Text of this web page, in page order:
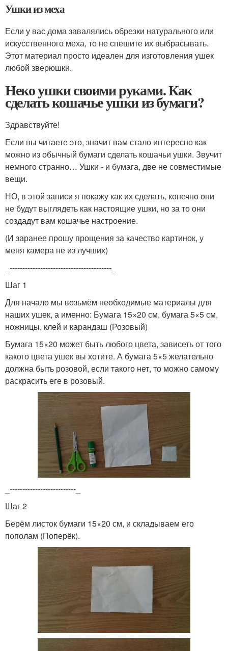
Ушки из меха
Если у вас дома завалялись обрезки натурального или
искусственного меха, то не спешите их выбрасывать.
Этот материал просто идеален для изготовления ушек
любой зверюшки.
Неко ушки своими руками. Как
сделать кошачье ушки из бумаги?
Здравствуйте!
Если вы читаете это, значит вам стало интересно как
можно из обычный бумаги сделать кошачьи ушки. Звучит
немного странно… Ушки - и бумага, две не совместимые
вещи.
НО, в этой записи я покажу как их сделать, конечно они
не будут выглядеть как настоящие ушки, но за то они
создадут вам кошачье настроение.
(И заранее прошу прощения за качество картинок, у
меня камера не из лучших)
_----------------------------------------_
Шаг 1
Для начало мы возьмём необходимые материалы для
наших ушек, а именно: Бумага 15×20 см, бумага 5×5 см,
ножницы, клей и карандаш (Розовый)
Бумага 15×20 может быть любого цвета, зависеть от того
какого цвета ушек вы хотите. А бумага 5×5 желательно
должна быть розовой, если такого нет, то можно самому
раскрасить еге в розовый.
_--------------------------_
Шаг 2
Берём листок бумаги 15×20 см, и складываем его
пополам (Поперёк).